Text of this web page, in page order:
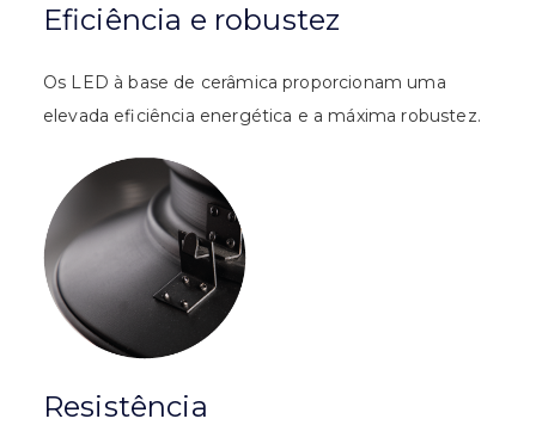
Eficiência e robustez
Os LED à base de cerâmica proporcionam uma
elevada eficiência energética e a máxima robustez.
Resistência